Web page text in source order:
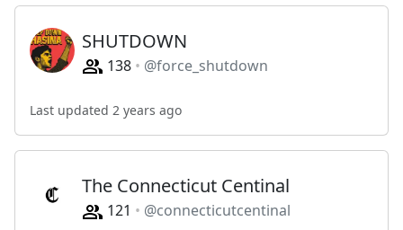
SHUTDOWN
138 @force_shutdown
Last updated 2 years ago
The Connecticut Centinal
121
@connecticutcentinal